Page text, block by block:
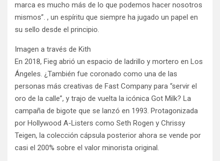
marca es mucho más de lo que podemos hacer nosotros
mismos”. , un espíritu que siempre ha jugado un papel en
su sello desde el principio.
Imagen a través de Kith
En 2018, Fieg abrió un espacio de ladrillo y mortero en Los
Ángeles. ¿También fue coronado como una de las
personas más creativas de Fast Company para “servir el
oro de la calle”, y trajo de vuelta la icónica Got Milk? La
campaña de bigote que se lanzó en 1993. Protagonizada
por Hollywood A-Listers como Seth Rogen y Chrissy
Teigen, la colección cápsula posterior ahora se vende por
casi el 200% sobre el valor minorista original.